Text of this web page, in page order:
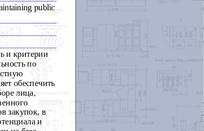
public
и критерии
по
обеспечить
лица,
закупок, в
и